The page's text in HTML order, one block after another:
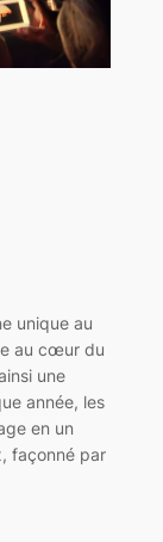
unique au
au cœur du
une
année, les
en un
façonné par